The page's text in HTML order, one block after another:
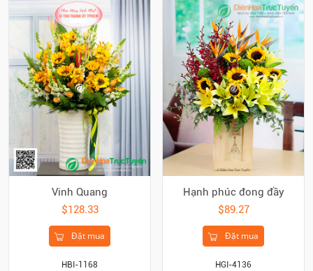
Vinh Quang
$128.33
Đặt mua
HBI-1168
Hạnh phúc đong đầy
$89.27
Đặt mua
HGI-4136